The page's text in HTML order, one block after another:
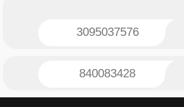
3095037576
840083428